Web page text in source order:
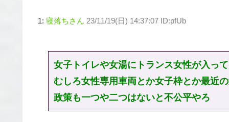
1: 寝落ちさん 23/11/19(日) 14:37:07 ID:pfUb
女子トイレや女湯にトランス女性が入っ
むしろ女性専用車両とか女子枠とか最近
政策も一つや二つはないと不公平やろ